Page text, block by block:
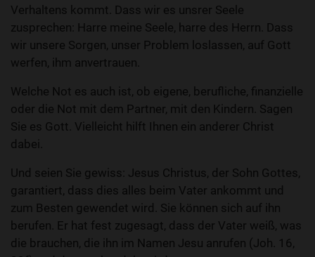
Verhaltens kommt. Dass wir es unsrer Seele
zusprechen: Harre meine Seele, harre des Herrn. Dass
wir unsere Sorgen, unser Problem loslassen, auf Gott
werfen, ihm anvertrauen.
Welche Not es auch ist, ob eigene, berufliche, finanzielle
oder die Not mit dem Partner, mit den Kindern. Sagen
Sie es Gott. Vielleicht hilft Ihnen ein anderer Christ
dabei.
Und seien Sie gewiss: Jesus Christus, der Sohn Gottes,
garantiert, dass dies alles beim Vater ankommt und
zum Besten gewendet wird. Sie können sich auf ihn
berufen. Er hat fest zugesagt, dass der Vater weiß, was
die brauchen, die ihn im Namen Jesu anrufen (Joh. 16,